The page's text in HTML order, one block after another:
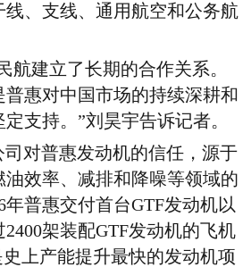
线、支线、通用航空和公务航
航建立了长期的合作关系。
普惠对中国市场的持续深耕和
支持。”刘昊宇告诉记者。
对普惠发动机的信任，源于
效率、减排和降噪等领域的
年普惠交付首台GTF发动机以
架装配GTF发动机的飞机
上产能提升最快的发动机项